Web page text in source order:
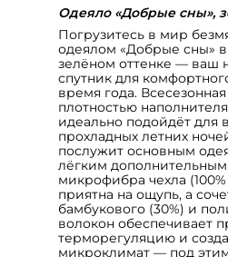
Одеяло «Добрые сны»,
Погрузитесь в мир
одеялом «Добрые сны»
зелёном оттенке — ваш
спутник для
время года.
плотностью
идеально подойдёт для
прохладных летних
послужит основным
лёгким
микрофибра чехла
приятна на ощупь, а
бамбукового (30%) и
волокон обеспечивает
терморегуляцию и
микроклимат — под